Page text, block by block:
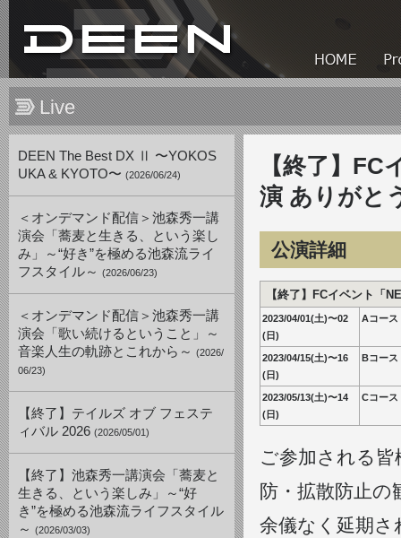
Live
DEEN The Best DX Ⅱ 〜YOKOS
UKA & KYOTO〜 (2026/06/24)
＜オンデマンド配信＞池森秀一講
演会「蕎麦と生きる、という楽し
み」～“好き”を極める池森流ライ
フスタイル～ (2026/06/23)
＜オンデマンド配信＞池森秀一講
演会「歌い続けるということ」～
音楽人生の軌跡とこれから～ (2026/
06/23)
【終了】テイルズ オブ フェステ
ィバル 2026 (2026/05/01)
【終了】池森秀一講演会「蕎麦と
生きる、という楽しみ」～“好
き”を極める池森流ライフスタイル
～ (2026/03/03)
【終了】
演 ありがと
公演詳細
【終了】FCイベント「
2023/04/01(土)〜02
(日)
Aコース
2023/04/15(土)〜16
(日)
Bコース
2023/05/13(土)〜14
(日)
Cコース
ご参加される
防・拡散防止の
余儀なく延期